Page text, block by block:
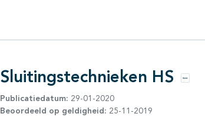
Sluitingstechnieken HS Opties
Publicatiedatum: 29-01-2020
Beoordeeld op geldigheid: 25-11-2019